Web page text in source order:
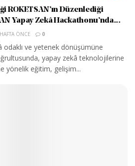
ROKETSAN’ın Düzenlediği
Yapay Zekâ Hackathonu’nda...
ÖNCE 0
odaklı ve yetenek dönüşümüne
yapay zekâ teknolojilerine
yönelik eğitim, gelişim...